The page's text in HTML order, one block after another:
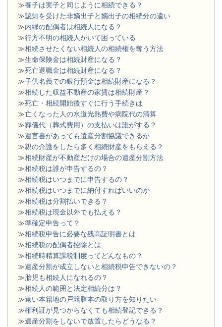
≫養子は実子と同じように相続できる？
≫認知を受けた非嫡出子と嫡出子の相続分の違い
≫内縁の配偶者は相続人になる？
≫行方不明の相続人がいて困っている
≫相続させたくない相続人の相続権を奪う方法
≫生命保険金は相続財産になる？
≫死亡退職金は相続財産になる？
≫子供名義での銀行預金は相続財産になる？
≫相続した収益不動産の家賃は相続財産？
≫死亡・相続開始後すぐに行う手続きは
≫亡くなった人の水道光熱費や病院代の清算
≫葬儀代（葬式費用）の支払いは誰がする？
≫遺言書があっても遺産分割協議できるか
≫親の介護をしたら多く相続財産をもらえる？
≫相続財産が不動産だけの場合の遺産分割方法
≫相続税は誰が申告するの？
≫相続税はいつまでに申告するの？
≫相続税はいつまでに納付すればいいのか
≫相続税は分割払いできる？
≫相続税は現金以外でも払える？
≫準確定申告って？
≫相続税申告に必要な残高証明書とは
≫相続税の配偶者控除とは
≫相続時精算課税制度ってどんなもの？
≫遺産分割が成立しないと相続税申告できないの？
≫胎児も相続人になれるの？
≫相続人の範囲と法定相続分は？
≫遠い本籍地の戸籍謄本の取り方を知りたい
≫権利証が見つからなくても相続登記できる？
≫遺産分割をしないで放置したらどうなる？